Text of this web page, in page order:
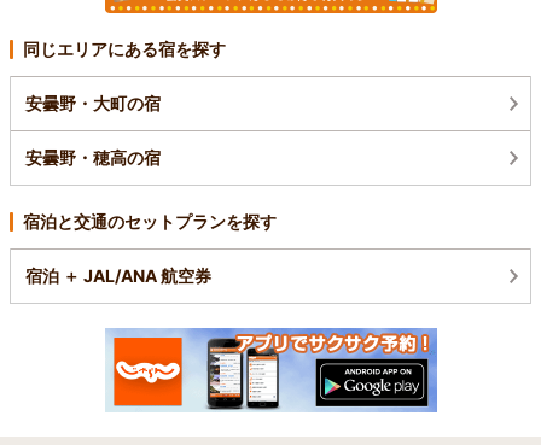
同じエリアにある宿を探す
安曇野・大町の宿
安曇野・穂高の宿
宿泊と交通のセットプランを探す
宿泊 ＋ JAL/ANA 航空券